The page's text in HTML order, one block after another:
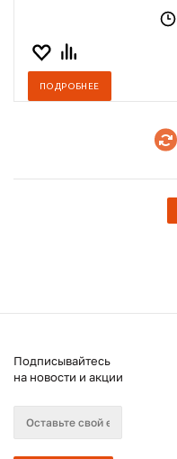
ПОДРОБНЕЕ
Подписывайтесь
на новости и акции